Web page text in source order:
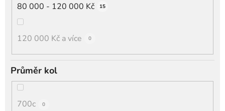
80 000 - 120 000 Kč 15
120 000 Kč a více 0
Průměr kol
700c 0